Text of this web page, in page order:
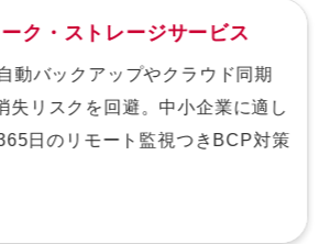
・ストレージサービス
バックアップやクラウド同期
スクを回避。中小企業に適し
のリモート監視つきBCP対策